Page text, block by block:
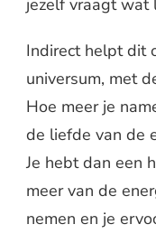
jezelf vraagt wat
Indirect helpt dit
universum, met
Hoe meer je
de liefde van de
Je hebt dan een
meer van de
nemen en je